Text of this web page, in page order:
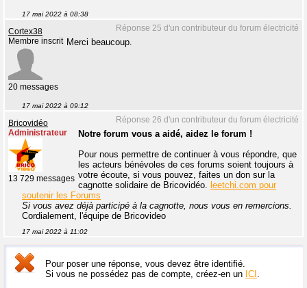
17 mai 2022 à 08:38
Réponse 25 d'un contributeur du forum électricité
Cortex38
Membre inscrit
20 messages
Merci beaucoup.
17 mai 2022 à 09:12
Réponse 26 d'un contributeur du forum électricité
Bricovidéo
Administrateur
13 729 messages
Notre forum vous a aidé, aidez le forum !
Pour nous permettre de continuer à vous répondre, que
les acteurs bénévoles de ces forums soient toujours à
votre écoute, si vous pouvez, faites un don sur la
cagnotte solidaire de Bricovidéo. leetchi.com pour
soutenir les Forums
Si vous avez déjà participé à la cagnotte, nous vous en remercions.
Cordialement, l'équipe de Bricovideo
17 mai 2022 à 11:02
Pour poser une réponse, vous devez être identifié.
Si vous ne possédez pas de compte, créez-en un ICI